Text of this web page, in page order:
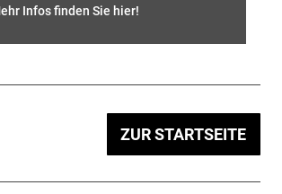
Infos finden Sie hier!
ZUR STARTSEITE